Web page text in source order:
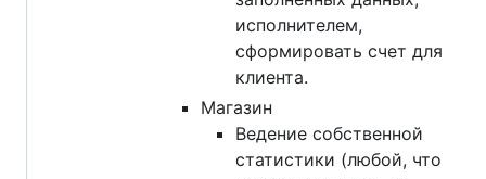
исполнителем,
сформировать счет для
клиента.
Магазин
Ведение собственной
статистики (любой, что